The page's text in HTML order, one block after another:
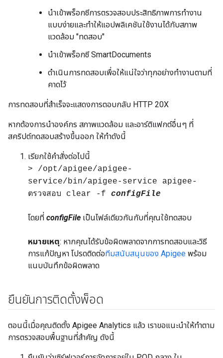
นำเข้าพร็อกซีการตรวจสอบประสิทธิภาพการทำงาน
แบบง่ายและทำให้แอปพลิเคชันใช้งานได้กับสภาพ
แวดล้อม "ทดสอบ"
นำเข้าพร็อกซี SmartDocuments
ดำเนินการทดสอบเพื่อให้แน่ใจว่าทุกอย่างทำงานตามที่
คาดไว้
การทดสอบที่สำเร็จจะแสดงการตอบกลับ HTTP 20X
หากต้องการนำองค์กร สภาพแวดล้อม และอาร์ติแฟกต์อื่นๆ ที่
สคริปต์ทดสอบสร้างขึ้นออก ให้ทำดังนี้
เรียกใช้คำสั่งต่อไปนี้
> /opt/apigee/apigee-
service/bin/apigee-service apigee-
ตรวจสอบ clear -f configFile
โดยที่ configFile เป็นไฟล์เดียวกันกับที่คุณใช้ทดสอบ
หมายเหตุ: หากคุณได้รับข้อผิดพลาดจากการทดสอบและวิธี
การแก้ปัญหา โปรดติดต่อทีมสนับสนุนของ Apigee พร้อม
แนบบันทึกข้อผิดพลาด
ยืนยันการติดตั้งพ็อด
ตอนนี้เมื่อคุณติดตั้ง Apigee Analytics แล้ว เราขอแนะนำให้ทำตาม
การตรวจสอบพื้นฐานที่สำคัญ ดังนี้